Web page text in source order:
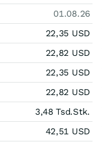
01.08.26
22,35 USD
22,82 USD
22,35 USD
22,82 USD
3,48 Tsd.Stk.
42,51 USD